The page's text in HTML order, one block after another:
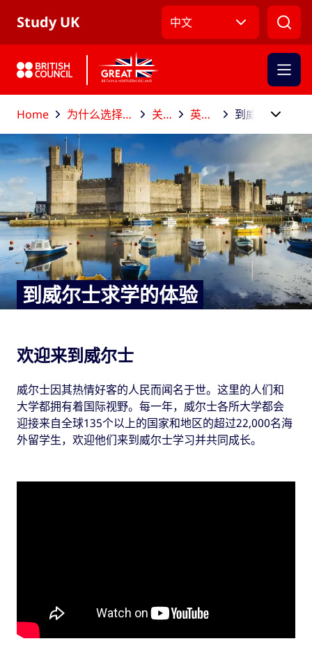
Study UK 中文
Home 为什么选择到英国留学？ 关于英国 英国的构成 到威尔士求学的体验
到威尔士求学的体验
欢迎来到威尔士
威尔士因其热情好客的人民而闻名于世。这里的人们和
大学都拥有着国际视野。每一年，威尔士各所大学都会
迎接来自全球135个以上的国家和地区的超过22,000名海
外留学生，欢迎他们来到威尔士学习并共同成长。